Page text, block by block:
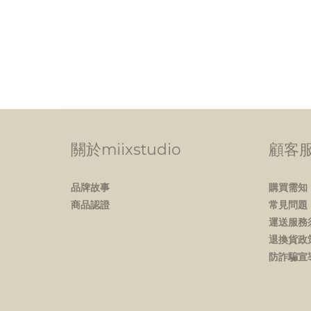
關於miixstudio
品牌故事
商品認證
顧客
購買需知
常見問題
運送服務
退換貨政
防詐騙宣